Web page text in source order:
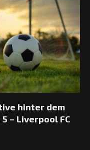
hinter dem
– Liverpool FC